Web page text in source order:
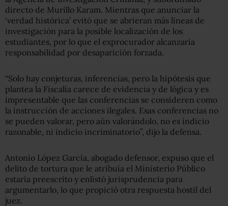
directo de Murillo Karam. Mientras que anunciar la
‘verdad histórica’ evitó que se abrieran más líneas de
investigación para la posible localización de los
estudiantes, por lo que el exprocurador alcanzaría
responsabilidad por desaparición forzada.
“Solo hay conjeturas, inferencias, pero la hipótesis que
plantea la Fiscalía carece de evidencia y de lógica y es
impresentable que las conferencias se consideren como
la instrucción de acciones ilegales. Esas conferencias no
se pueden valorar, pero aún valorándolo, no es indicio
razonable, ni indicio incriminatorio”, dijo la defensa.
Antonio López García, abogado defensor, expuso que el
delito de tortura que le atribuía el Ministerio Público
estaría preescrito y enlistó jurisprudencia para
argumentarlo, lo que propició otra respuesta hostil del
juez.